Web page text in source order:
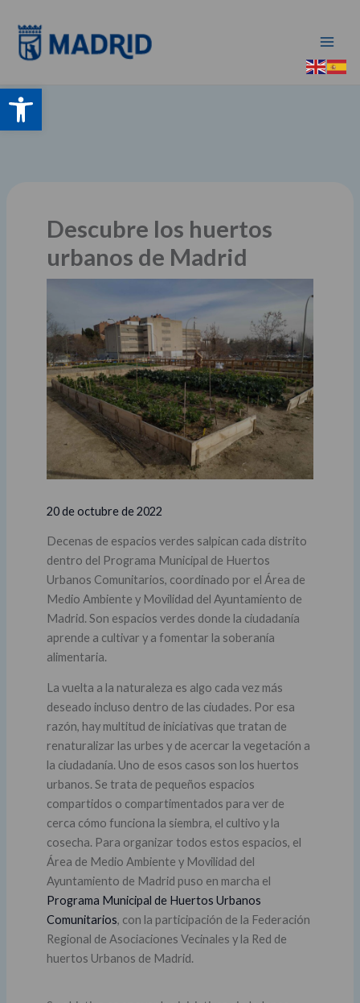
Abrir barra de herramientas
contenido
Descubre los huertos
urbanos de Madrid
20 de octubre de 2022
Decenas de espacios verdes salpican cada distrito
dentro del Programa Municipal de Huertos
Urbanos Comunitarios, coordinado por el Área de
Medio Ambiente y Movilidad del Ayuntamiento de
Madrid. Son espacios verdes donde la ciudadanía
aprende a cultivar y a fomentar la soberanía
alimentaria.
La vuelta a la naturaleza es algo cada vez más
deseado incluso dentro de las ciudades. Por esa
razón, hay multitud de iniciativas que tratan de
renaturalizar las urbes y de acercar la vegetación a
la ciudadanía. Uno de esos casos son los huertos
urbanos. Se trata de pequeños espacios
compartidos o compartimentados para ver de
cerca cómo funciona la siembra, el cultivo y la
cosecha. Para organizar todos estos espacios, el
Área de Medio Ambiente y Movilidad del
Ayuntamiento de Madrid puso en marcha el
Programa Municipal de Huertos Urbanos
Comunitarios, con la participación de la Federación
Regional de Asociaciones Vecinales y la Red de
huertos Urbanos de Madrid.